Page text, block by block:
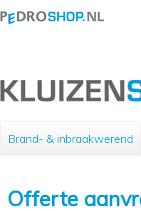
Brand- & inbraakwerend
Offerte